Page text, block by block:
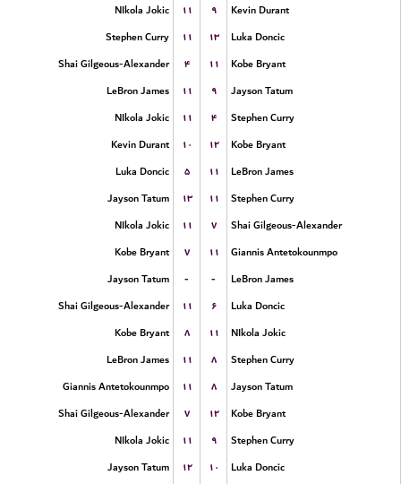
NIkola Jokic
۱۱ ۹
Kevin Durant
Stephen Curry
۱۱ ۱۳
Luka Doncic
Shai Gilgeous-Alexander
۴ ۱۱
Kobe Bryant
LeBron James
۱۱ ۹
Jayson Tatum
NIkola Jokic
۱۱ ۴
Stephen Curry
Kevin Durant
۱۰ ۱۲
Kobe Bryant
Luka Doncic
۵ ۱۱
LeBron James
Jayson Tatum
۱۳ ۱۱
Stephen Curry
NIkola Jokic
۱۱ ۷
Shai Gilgeous-Alexander
Kobe Bryant
۷ ۱۱
Giannis Antetokounmpo
Jayson Tatum
- -
LeBron James
Shai Gilgeous-Alexander
۱۱ ۶
Luka Doncic
Kobe Bryant
۸ ۱۱
NIkola Jokic
LeBron James
۱۱ ۸
Stephen Curry
Giannis Antetokounmpo
۱۱ ۸
Jayson Tatum
Shai Gilgeous-Alexander
۷ ۱۲
Kobe Bryant
NIkola Jokic
۱۱ ۹
Stephen Curry
Jayson Tatum
۱۲ ۱۰
Luka Doncic